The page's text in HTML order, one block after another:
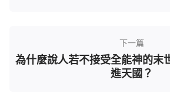
不都一樣嗎？人的實質不都一樣
壞的實質，是撒但敗壞人的實質
孽，并不是審判人身上小來小去
下一篇
為什麼說人若不接受全能神的末
進天國？